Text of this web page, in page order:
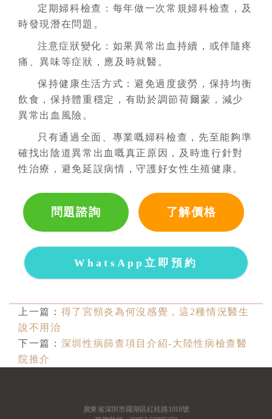
定期婦科檢查：每年做一次常規婦科檢查，及
時發現潛在問題。
注意症狀變化：如果異常出血持續，或伴隨疼
痛、異味等症狀，應及時就醫。
保持健康生活方式：避免過度疲勞，保持均衡
飲食，保持體重穩定，有助於調節荷爾蒙，減少
異常出血風險。
只有通過全面、專業嘅婦科檢查，先至能夠準
確找出陰道異常出血嘅真正原因，及時進行針對
性治療，避免延誤病情，守護好女性生殖健康。
問題諮詢 了解價格
WhatsApp立即預約
上一篇： 得了宮頸炎為何沒感覺，這2種情況醫生
說不用治
下一篇： 深圳性病篩查項目介紹-大陸性病檢查醫
院推介
廣東省深圳市羅湖區紅桂路1018號